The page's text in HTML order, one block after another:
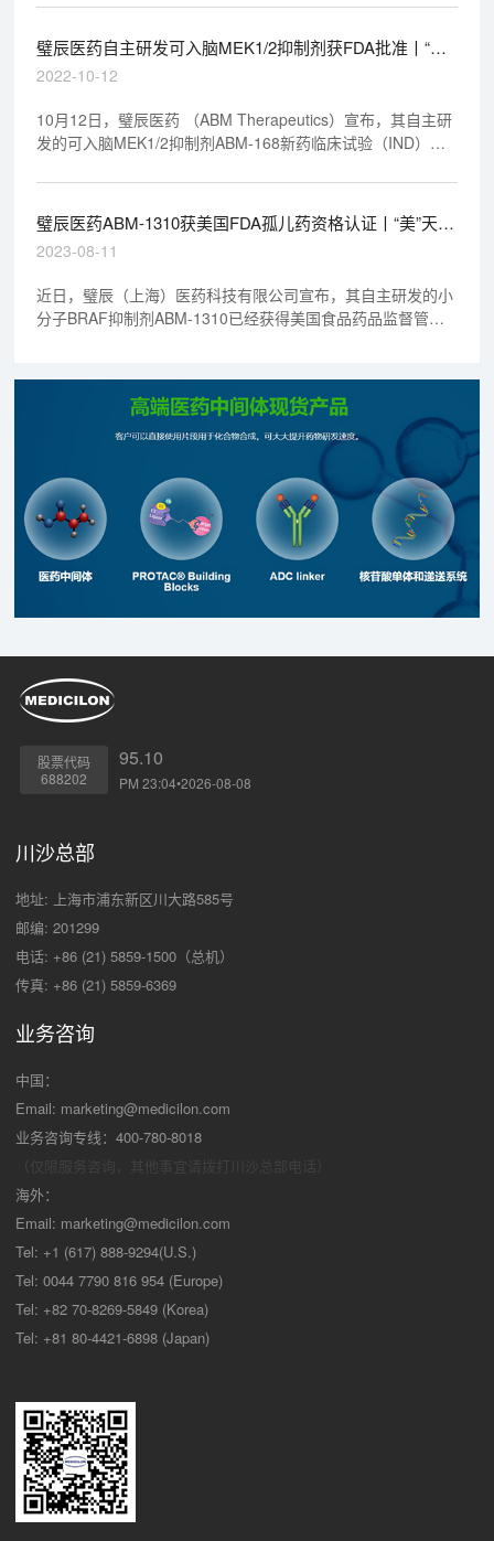
物候选ABM-1310在美国进入临床一期。ABM-1310是ABM
Therapeutics自主研发的新一代BRAF抑制剂.
璧辰医药自主研发可入脑MEK1/2抑制剂获FDA批准丨“美”
天新药事
2022-10-12
10月12日，璧辰医药 （ABM Therapeutics）宣布，其自主研
发的可入脑MEK1/2抑制剂ABM-168新药临床试验（IND）已
剂，可阻断RAS和RAF 突变或信号放大导致的细胞癌变信号通
路，进而控制癌细胞生长。
璧辰医药ABM-1310获美国FDA孤儿药资格认证丨“美”天新
药事
2023-08-11
近日，璧辰（上海）医药科技有限公司宣布，其自主研发的小
分子BRAF抑制剂ABM-1310已经获得美国食品药品监督管理
股票代码
688202
95.10
PM 23:04•2026-08-08
川沙总部
地址: 上海市浦东新区川大路585号
邮编: 201299
电话: +86 (21) 5859-1500（总机）
传真: +86 (21) 5859-6369
业务咨询
中国：
Email: marketing@medicilon.com
业务咨询专线：400-780-8018
海外：
Email: marketing@medicilon.com
Tel: +1 (617) 888-9294(U.S.)
Tel: 0044 7790 816 954 (Europe)
Tel: +82 70-8269-5849 (Korea)
Tel: +81 80-4421-6898 (Japan)